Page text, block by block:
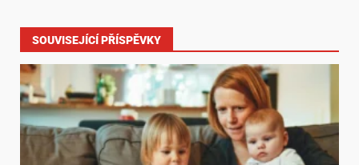
SOUVISEJÍCÍ PŘÍSPĚVKY